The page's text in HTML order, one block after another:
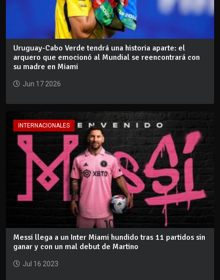
Uruguay-Cabo Verde tendrá una historia aparte: el
arquero que emocionó al Mundial se reencontrará con
su madre en Miami
Jun 17 2026
INTERNACIONALES
Messi llega a un Inter Miami hundido tras 11 partidos sin
ganar y con un mal debut de Martino
Jul 16 2023